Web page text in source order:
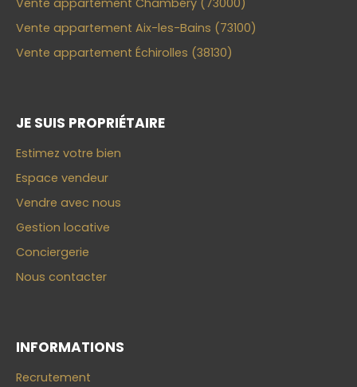
Vente appartement Chambéry (73000)
Vente appartement Aix-les-Bains (73100)
Vente appartement Échirolles (38130)
JE SUIS PROPRIÉTAIRE
Estimez votre bien
Espace vendeur
Vendre avec nous
Gestion locative
Conciergerie
Nous contacter
INFORMATIONS
Recrutement